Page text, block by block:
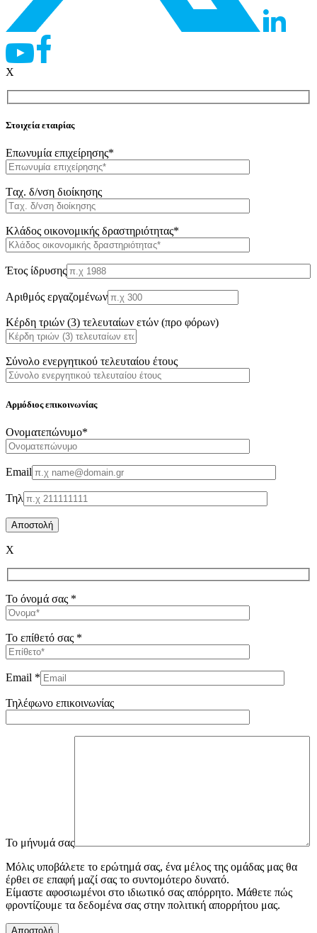
X
Στοιχεία εταιρίας
Επωνυμία επιχείρησης*
Tαχ. δ/νση διοίκησης
Κλάδος οικονομικής δραστηριότητας*
Έτος ίδρυσης
Αριθμός εργαζομένων
Κέρδη τριών (3) τελευταίων ετών (προ φόρων)
Σύνολο ενεργητικού τελευταίου έτους
Αρμόδιος επικοινωνίας
Oνοματεπώνυμο*
Email
Τηλ
X
Το όνομά σας *
Το επίθετό σας *
Email *
Τηλέφωνο επικοινωνίας
To μήνυμά σας
Μόλις υποβάλετε το ερώτημά σας, ένα μέλος της ομάδας μας θα
έρθει σε επαφή μαζί σας το συντομότερο δυνατό.
Είμαστε αφοσιωμένοι στο ιδιωτικό σας απόρρητο. Μάθετε πώς
φροντίζουμε τα δεδομένα σας στην πολιτική απορρήτου μας.